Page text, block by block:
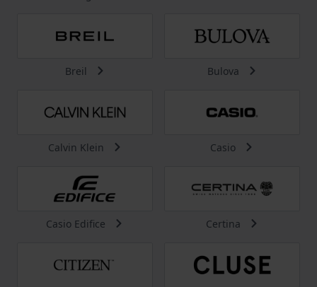
Breil Bulova
Calvin Klein Casio
Casio Edifice Certina